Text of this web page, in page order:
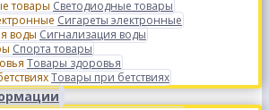
Светодиодные товары
Сигареты электронные
Сигнализация воды
Спорта товары
Товары здоровья
Товары при бетствиях